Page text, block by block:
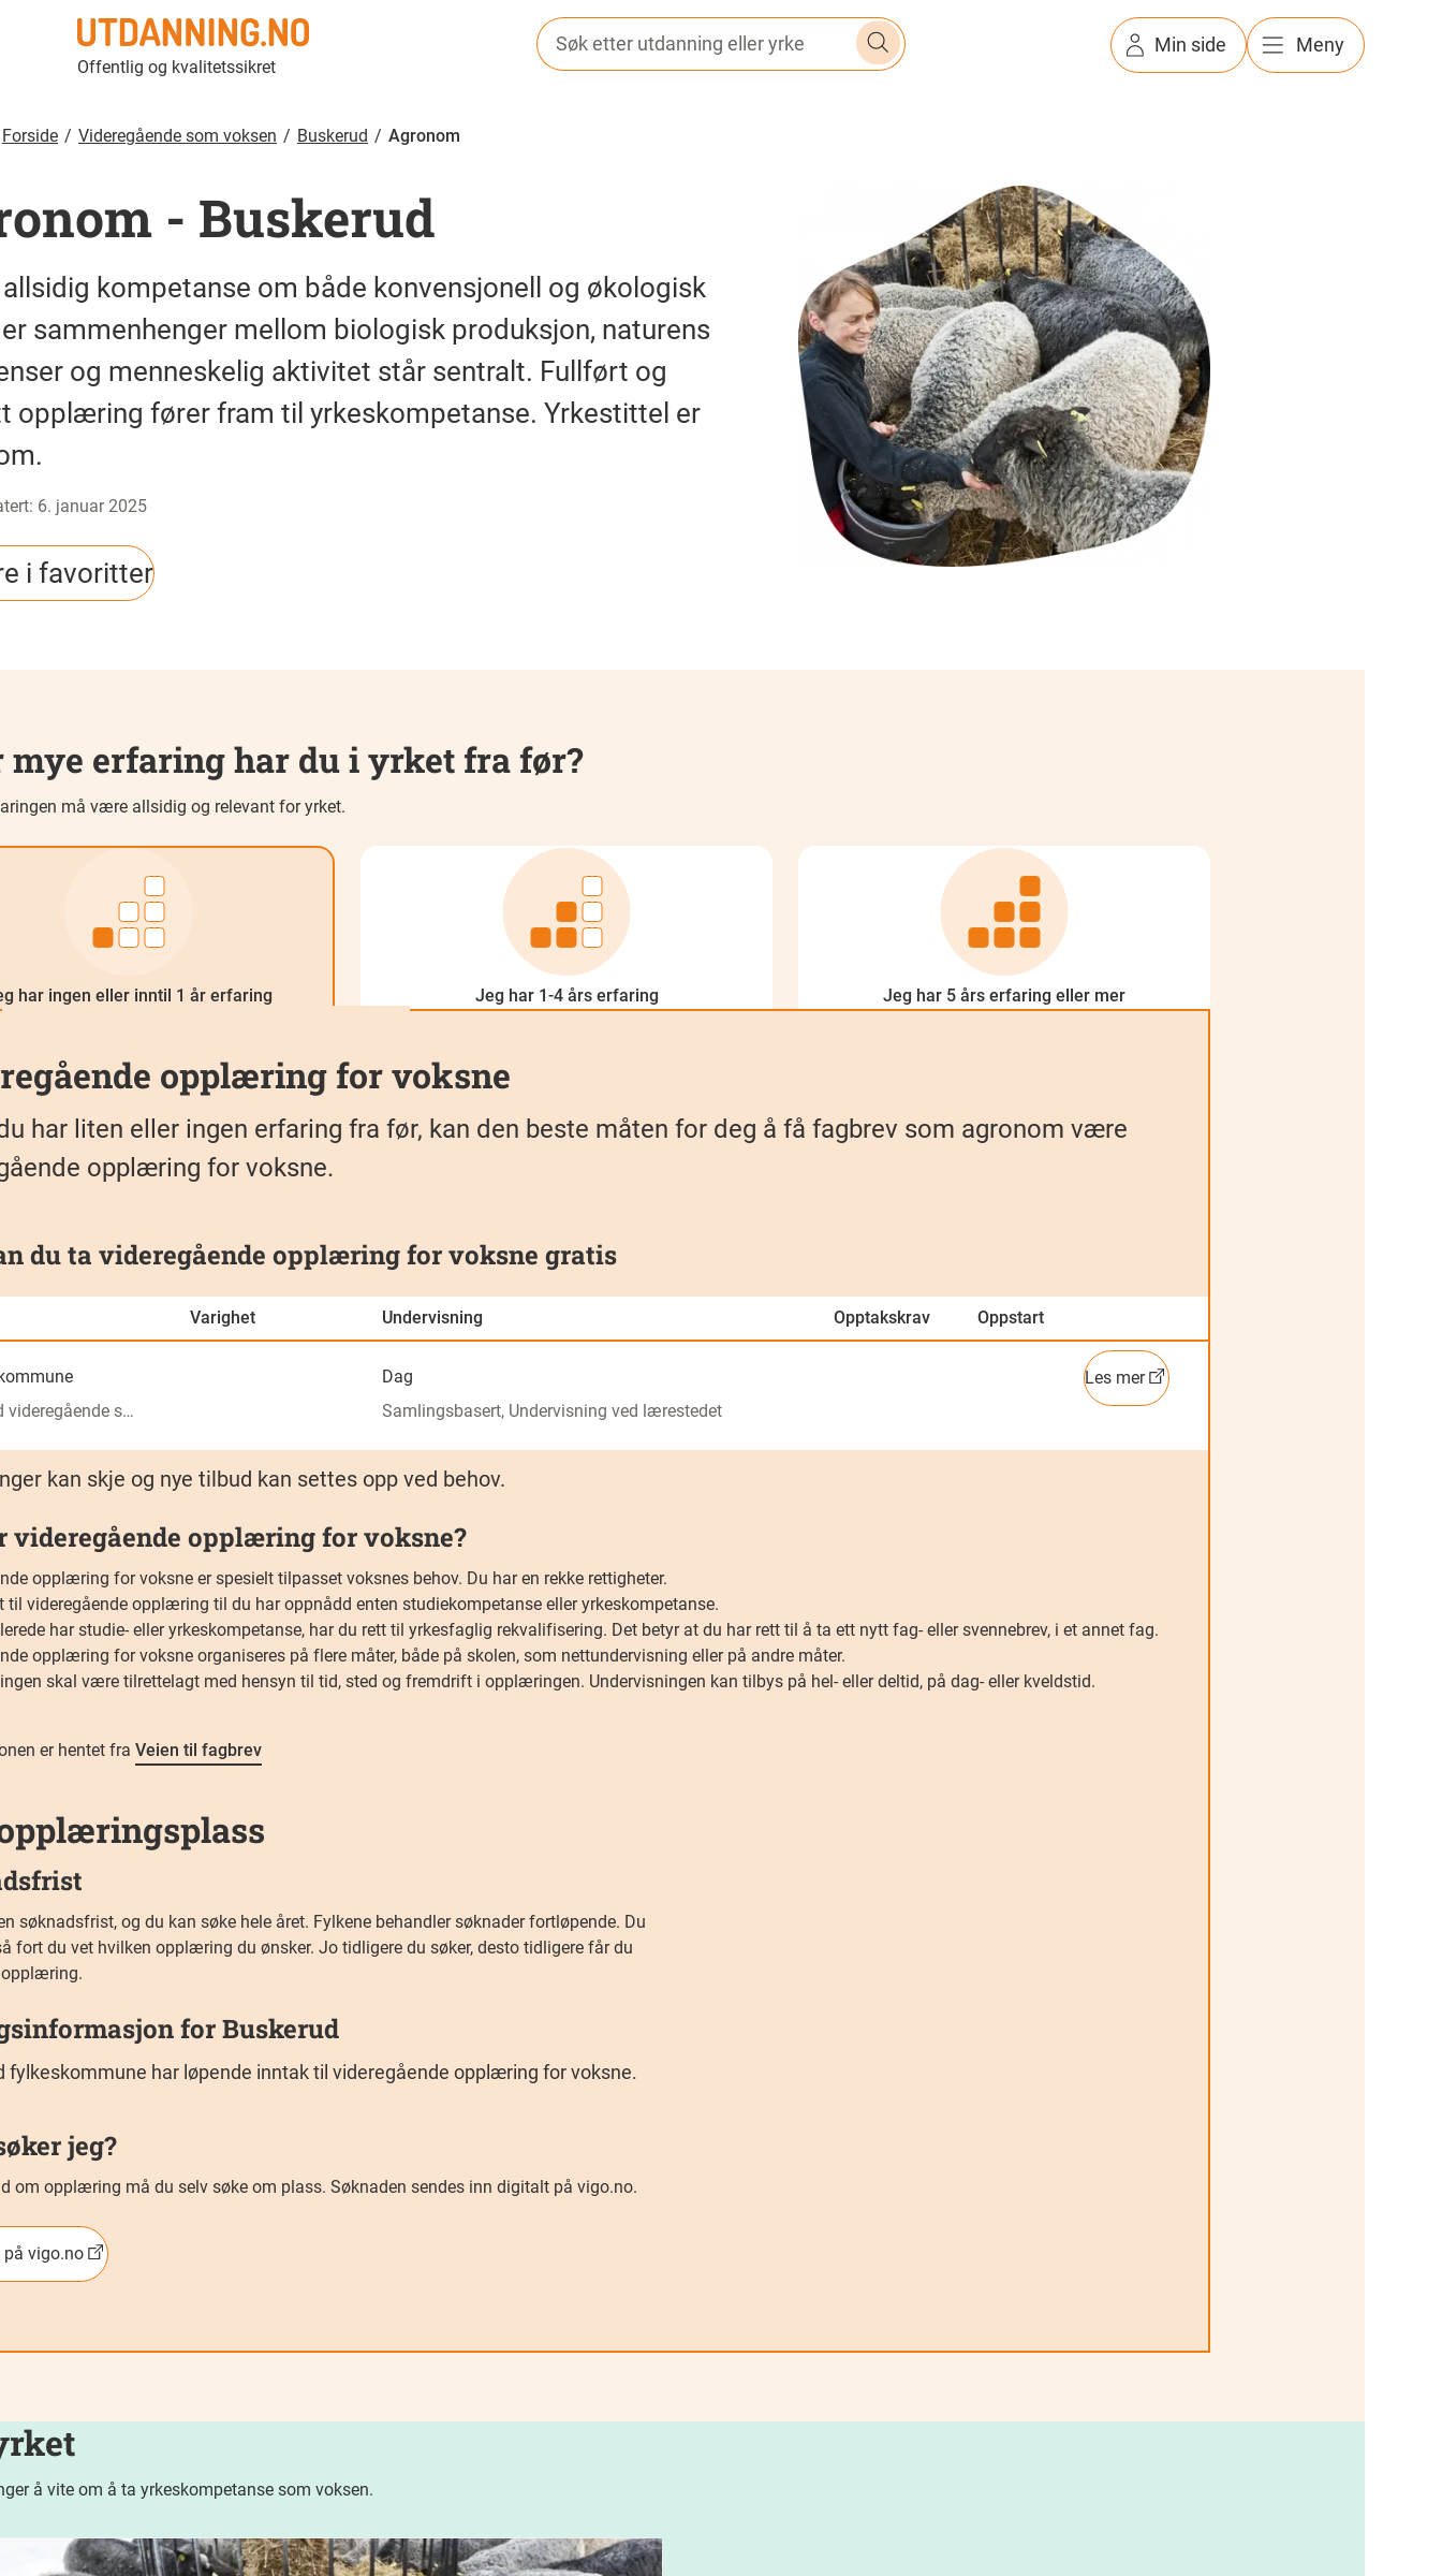
Offentlig og kvalitetssikret
Søk etter utdanning eller yrke
Min side Meny
Forside Videregående som voksen Buskerud Agronom
- Buskerud
kompetanse om både konvensjonell og økologisk
sammenhenger mellom biologisk produksjon, naturens
og menneskelig aktivitet står sentralt. Fullført og
opplæring fører fram til yrkeskompetanse. Yrkestittel er
: 6. januar 2025
i favoritter
mye erfaring har du i yrket fra før?
må være allsidig og relevant for yrket.
har ingen eller inntil 1 år erfaring Jeg har 1-4 års erfaring Jeg har 5 års erfaring eller mer
opplæring for voksne
har liten eller ingen erfaring fra før, kan den beste måten for deg å få fagbrev som agronom være
opplæring for voksne.
du ta videregående opplæring for voksne gratis
Varighet Undervisning Opptakskrav Oppstart
Buskerud videregående skole
Dag
Samlingsbasert, Undervisning ved lærestedet
Les mer
kan skje og nye tilbud kan settes opp ved behov.
videregående opplæring for voksne?
opplæring for voksne er spesielt tilpasset voksnes behov. Du har en rekke rettigheter.
til videregående opplæring til du har oppnådd enten studiekompetanse eller yrkeskompetanse.
har studie- eller yrkeskompetanse, har du rett til yrkesfaglig rekvalifisering. Det betyr at du har rett til å ta ett nytt fag- eller svennebrev, i et annet fag.
opplæring for voksne organiseres på flere måter, både på skolen, som nettundervisning eller på andre måter.
skal være tilrettelagt med hensyn til tid, sted og fremdrift i opplæringen. Undervisningen kan tilbys på hel- eller deltid, på dag- eller kveldstid.
er hentet fra Veien til fagbrev
søknadsfrist, og du kan søke hele året. Fylkene behandler søknader fortløpende. Du
fort du vet hvilken opplæring du ønsker. Jo tidligere du søker, desto tidligere får du
for Buskerud
fylkeskommune har løpende inntak til videregående opplæring for voksne.
jeg?
om opplæring må du selv søke om plass. Søknaden sendes inn digitalt på vigo.no.
vigo.no
å vite om å ta yrkeskompetanse som voksen.